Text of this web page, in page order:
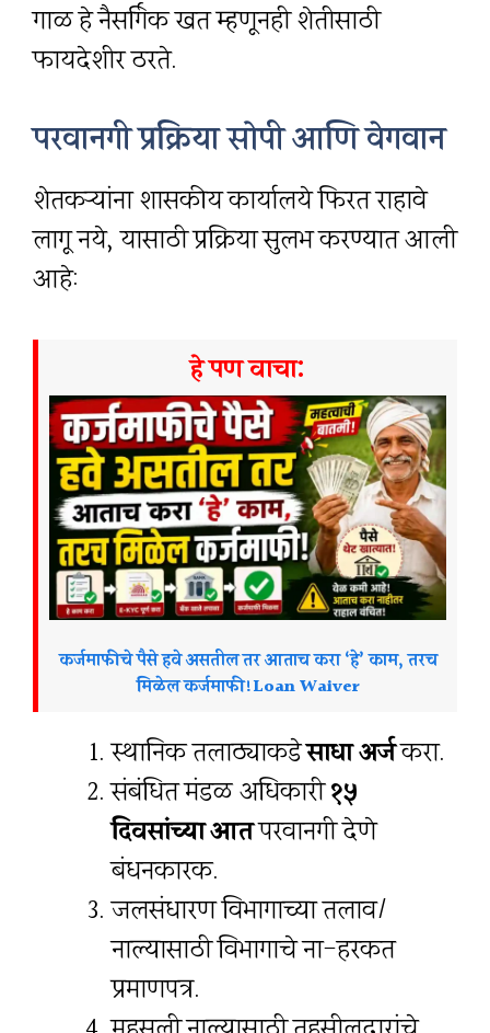
गाळ हे नैसर्गिक खत म्हणूनही शेतीसाठी
फायदेशीर ठरते.
परवानगी प्रक्रिया सोपी आणि वेगवान
शेतकऱ्यांना शासकीय कार्यालये फिरत राहावे
लागू नये, यासाठी प्रक्रिया सुलभ करण्यात आली
आहे:
हे पण वाचा:
कर्जमाफीचे पैसे हवे असतील तर आताच करा ‘हे’ काम, तरच
मिळेल कर्जमाफी!Loan Waiver
स्थानिक तलाठ्याकडेसाधा अर्जकरा.
संबंधित मंडळ अधिकारी१५
दिवसांच्या आतपरवानगी देणे
बंधनकारक.
जलसंधारण विभागाच्या तलाव/
नाल्यासाठी विभागाचे ना-हरकत
प्रमाणपत्र.